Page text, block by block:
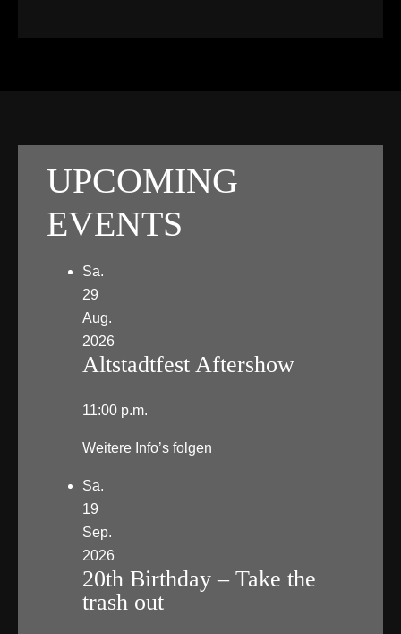
UPCOMING
EVENTS
Sa.
29
Aug.
2026
Altstadtfest Aftershow
11:00 p.m.
Weitere Info’s folgen
Sa.
19
Sep.
2026
20th Birthday – Take the
trash out